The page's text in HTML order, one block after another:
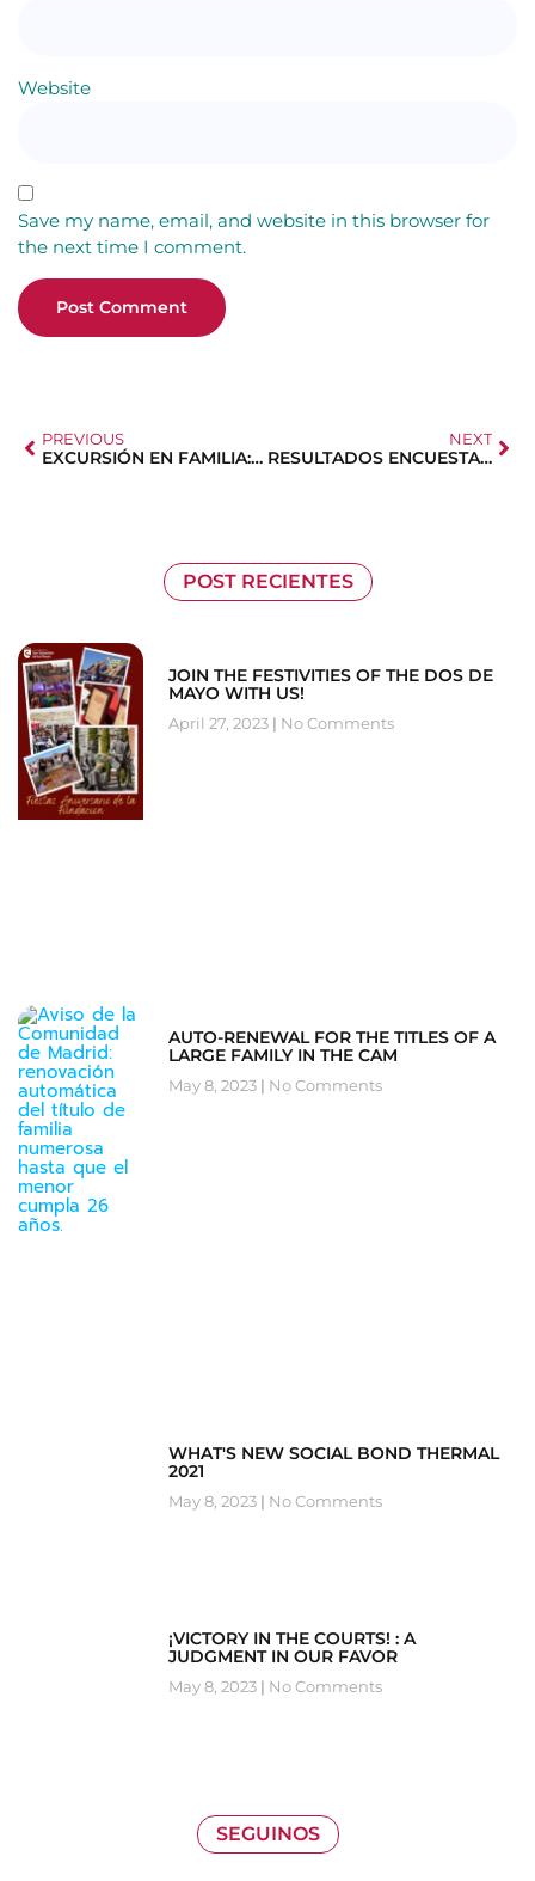
Website
Save my name, email, and website in this browser for
the next time I comment.
PREVIOUS
EXCURSIÓN EN FAMILIA: EMOCIONES AL VUELO
NEXT
RESULTADOS ENCUESTA FEFN DÍA DE LA MADRE
POST RECIENTES
JOIN THE FESTIVITIES OF THE DOS DE
MAYO WITH US!
April 27, 2023 No Comments
AUTO-RENEWAL FOR THE TITLES OF A
LARGE FAMILY IN THE CAM
May 8, 2023 No Comments
WHAT'S NEW SOCIAL BOND THERMAL
2021
May 8, 2023 No Comments
¡VICTORY IN THE COURTS! : A
JUDGMENT IN OUR FAVOR
May 8, 2023 No Comments
SEGUINOS